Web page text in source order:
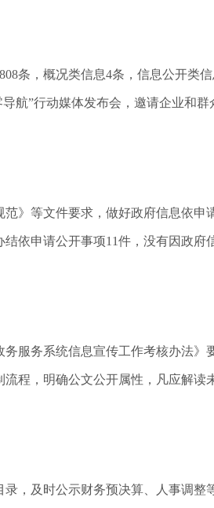
条，概况类信息4条，信息公开类
航”行动媒体发布会，邀请企业和
》等文件要求，做好政府信息依
依申请公开事项11件，没有因政
服务系统信息宣传工作考核办法
程，明确公文公开属性，凡应解
，及时公示财务预决算、人事调整